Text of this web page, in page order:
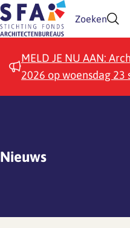
Doorgaan naar inhoud
Zoeken
MELD JE NU AAN:
2026 op woensdag 23
Nieuws